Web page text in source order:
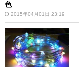
色
2015年04月01日 23:19